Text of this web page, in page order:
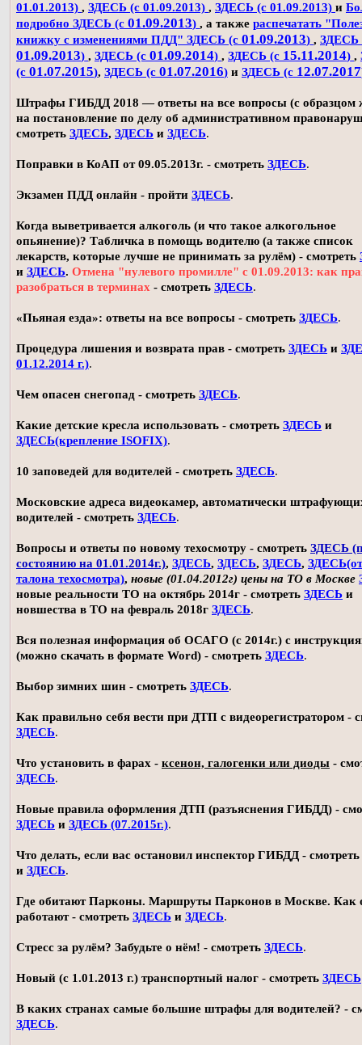
01.01.2013) , ЗДЕСЬ (с 01.09.2013) , ЗДЕСЬ (с 01.09.2013) и
подробно ЗДЕСЬ (с 01.09.2013) , а также распечатать
книжку с изменениями ПДД" ЗДЕСЬ (с 01.09.2013) , ЗДЕСЬ
01.09.2013) , ЗДЕСЬ (с 01.09.2014) , ЗДЕСЬ (с 15.11.2014) ,
(с 01.07.2015), ЗДЕСЬ (с 01.07.2016) и ЗДЕСЬ (с 12.07.2017
Штрафы ГИБДД 2018 — ответы на все вопросы (с образцом
на постановление по делу об административном
смотреть ЗДЕСЬ, ЗДЕСЬ и ЗДЕСЬ.
Поправки в КоАП от 09.05.2013г. - смотреть ЗДЕСЬ.
Экзамен ПДД онлайн - пройти ЗДЕСЬ.
Когда выветривается алкоголь (и что такое алкогольное
опьянение)? Табличка в помощь водителю (а также список
лекарств, которые лучше не принимать за рулём) - смотреть
и ЗДЕСЬ. Отмена "нулевого промилле" с 01.09.2013: как
разобраться в терминах - смотреть ЗДЕСЬ.
«Пьяная езда»: ответы на все вопросы - смотреть ЗДЕСЬ.
Процедура лишения и возврата прав - смотреть ЗДЕСЬ и
01.12.2014 г.).
Чем опасен снегопад - смотреть ЗДЕСЬ.
Какие детские кресла использовать - смотреть ЗДЕСЬ и
ЗДЕСЬ(крепление ISOFIX).
10 заповедей для водителей - смотреть ЗДЕСЬ.
Московские адреса видеокамер, автоматически
водителей - смотреть ЗДЕСЬ.
Вопросы и ответы по новому техосмотру - смотреть ЗДЕСЬ
состоянию на 01.01.2014г.), ЗДЕСЬ, ЗДЕСЬ, ЗДЕСЬ,
талона техосмотра), новые (01.04.2012г) цены на ТО в Москве
новые реальности ТО на октябрь 2014г - смотреть ЗДЕСЬ и
новшества в ТО на февраль 2018г ЗДЕСЬ.
Вся полезная информация об ОСАГО (с 2014г.) с
(можно скачать в формате Word) - смотреть ЗДЕСЬ.
Выбор зимних шин - смотреть ЗДЕСЬ.
Как правильно себя вести при ДТП с видеорегистратором -
ЗДЕСЬ.
Что установить в фарах - ксенон, галогенки или диоды -
ЗДЕСЬ.
Новые правила оформления ДТП (разъяснения ГИБДД) -
ЗДЕСЬ и ЗДЕСЬ (07.2015г.).
Что делать, если вас остановил инспектор ГИБДД - смотреть
и ЗДЕСЬ.
Где обитают Парконы. Маршруты Парконов в Москве. Как
работают - смотреть ЗДЕСЬ и ЗДЕСЬ.
Стресс за рулём? Забудьте о нём! - смотреть ЗДЕСЬ.
Новый (с 1.01.2013 г.) транспортный налог - смотреть ЗДЕСЬ
В каких странах самые большие штрафы для водителей? -
ЗДЕСЬ.